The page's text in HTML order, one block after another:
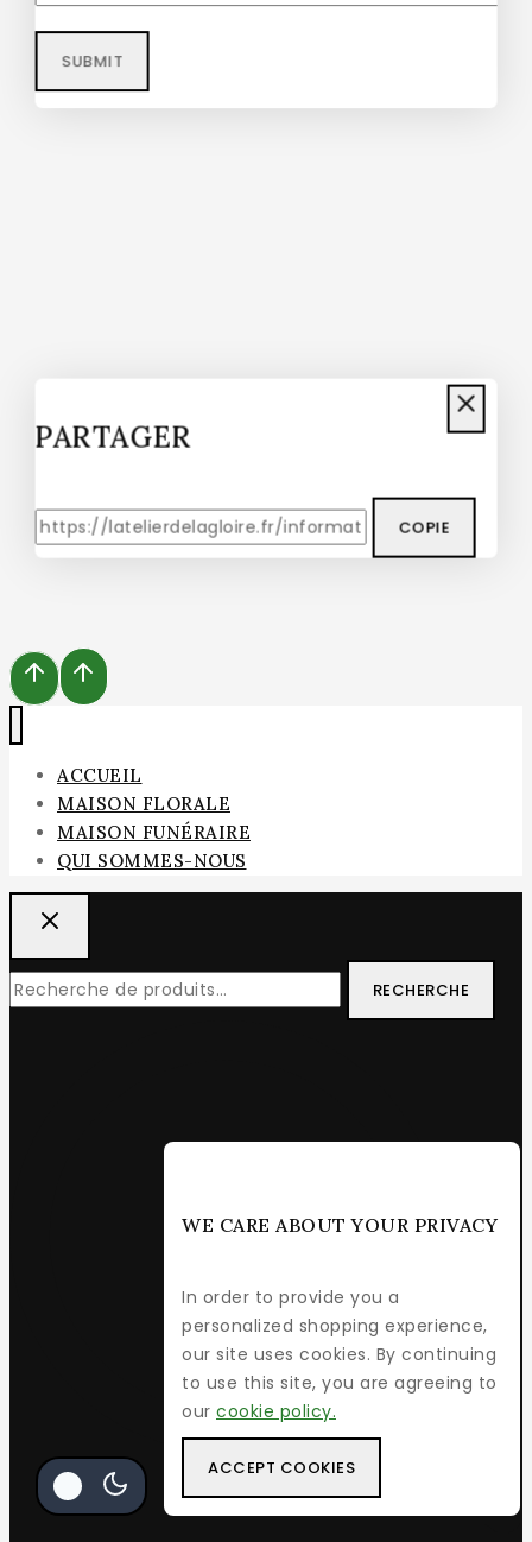
Echeveria Succulent Schefflera
Umbrella Plant
WE CARE ABOUT YOUR PRIVACY
In order to provide you a
personalized shopping experience,
our site uses cookies. By continuing
to use this site, you are agreeing to
our cookie policy.
ACCEPT COOKIES
PARTAGER
COPIE
ACCUEIL
MAISON FLORALE
MAISON FUNÉRAIRE
QUI SOMMES-NOUS
RECHERCHE